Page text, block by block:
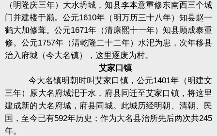
（明隆庆三年）大水坍城，知县李本意重修东南西三个城
门并建楼于巅。公元1610年（明万历三十八年）知县赵一
鹤大加修葺。公元1671年（清康熙十一年）知县顾成泰重
修。公元1757年（清乾隆二十二年）水汜为患，次年移县
治入府城（今大名镇），这里逐废为村。
艾家口镇
今大名镇明朝时叫艾家口镇，公元1401年（明建文
三年）原大名府城汜于水，府县同迁至艾家口镇，将这里
建成新的大名府城，府县同城。此城历经明朝、清朝、民
国，至今已有592年历史；作为大名县治所先后两次共245
年。